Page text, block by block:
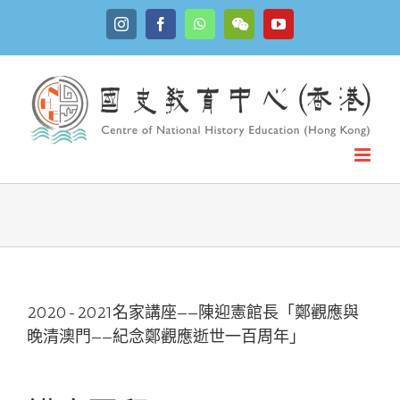
InstagramFacebookWhatsApp
WeChat
YouTube
2020-2021名家講座——陳迎憲館長「鄭觀應與
晚清澳門——紀念鄭觀應逝世一百周年」